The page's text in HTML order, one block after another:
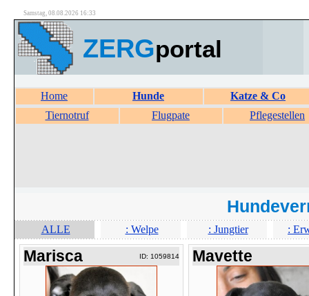
Samstag, 08.08.2026 16:33
ZERGportal
Home Hunde
Katze & Co
Tiernotruf
Flugpate Pflegestellen
ALLE : Welpe : Jungtier :
Marisca ID: 1059814 Mavette